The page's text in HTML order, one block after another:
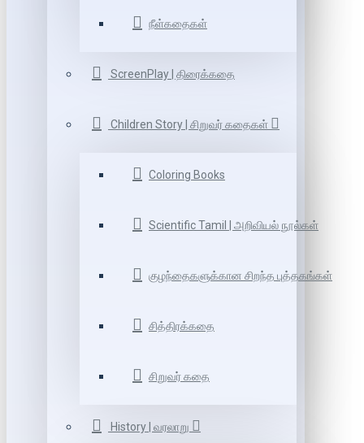
நீள்கதைகள்
ScreenPlay | திரைக்கதை
Children Story | சிறுவர் கதைகள்
Coloring Books
Scientific Tamil | அறிவியல் நூல்கள்
குழந்தைகளுக்கான சிறந்த புத்தகங்கள்
சித்திரக்கதை
சிறுவர் கதை
History | வரலாறு